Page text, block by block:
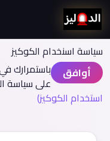
سياسة اسنخدام الكوكيز
أوافق
باستمرارك
على سياسة
استخدام الكوكيز)